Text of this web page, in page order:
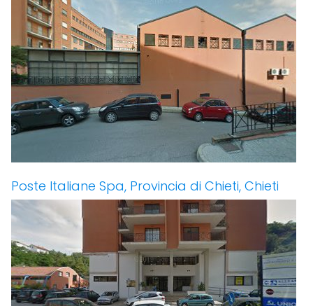
Poste Italiane Spa, Provincia di Chieti, Chieti